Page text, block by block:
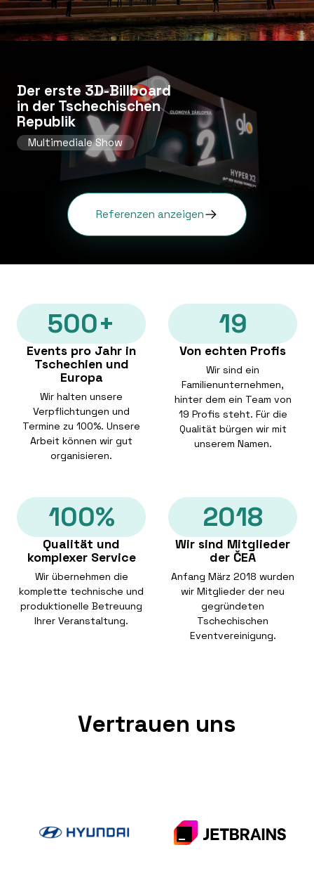
Der erste 3D-Billboard
in der Tschechischen
Republik
Multimediale Show
Referenzen anzeigen
500+
Events pro Jahr in
Tschechien und
Europa
Wir halten unsere
Verpflichtungen und
Termine zu 100%. Unsere
Arbeit können wir gut
organisieren.
19
Von echten Profis
Wir sind ein
Familienunternehmen,
hinter dem ein Team von
19 Profis steht. Für die
Qualität bürgen wir mit
unserem Namen.
100%
Qualität und
komplexer Service
Wir übernehmen die
komplette technische und
produktionelle Betreuung
Ihrer Veranstaltung.
2018
Wir sind Mitglieder
der ČEA
Anfang März 2018 wurden
wir Mitglieder der neu
gegründeten
Tschechischen
Eventvereinigung.
Vertrauen uns